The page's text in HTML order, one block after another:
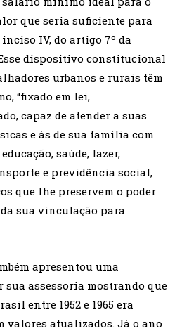
que seria suficiente para
IV, do artigo 7º da
dispositivo constitucional
urbanos e rurais têm
“fixado em lei,
capaz de atender a suas
e às de sua família com
saúde, lazer,
e previdência social,
que lhe preservem o poder
sua vinculação para
apresentou uma
assessoria mostrando que
entre 1952 e 1965 era
valores atualizados. Já o ano